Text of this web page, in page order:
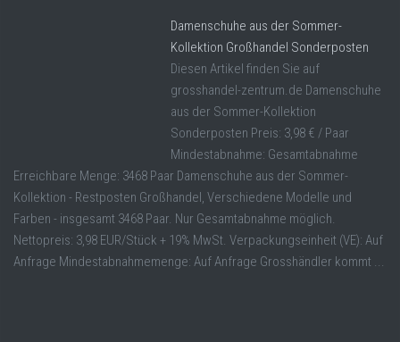
Damenschuhe aus der Sommer-
Kollektion Großhandel Sonderposten
Diesen Artikel finden Sie auf
grosshandel-zentrum.de Damenschuhe
aus der Sommer-Kollektion
Sonderposten Preis: 3,98 € / Paar
Mindestabnahme: Gesamtabnahme
Erreichbare Menge: 3468 Paar Damenschuhe aus der Sommer-
Kollektion - Restposten Großhandel, Verschiedene Modelle und
Farben - insgesamt 3468 Paar. Nur Gesamtabnahme möglich.
Nettopreis: 3,98 EUR/Stück + 19% MwSt. Verpackungseinheit (VE): Auf
Anfrage Mindestabnahmemenge: Auf Anfrage Grosshändler kommt ...